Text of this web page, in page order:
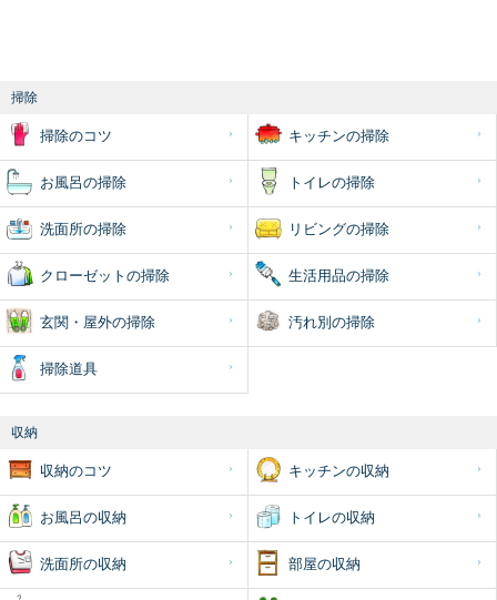
掃除
掃除のコツ キッチンの掃除
お風呂の掃除 トイレの掃除
洗面所の掃除 リビングの掃除
クローゼットの掃除 生活用品の掃除
玄関・屋外の掃除 汚れ別の掃除
掃除道具
収納
収納のコツ キッチンの収納
お風呂の収納 トイレの収納
洗面所の収納 部屋の収納